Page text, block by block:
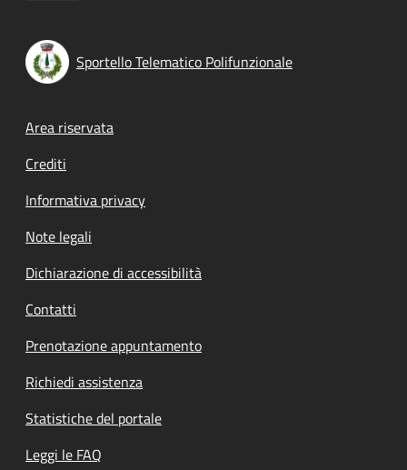
Sportello Telematico Polifunzionale
Footer menu
Area riservata
Crediti
Informativa privacy
Note legali
Dichiarazione di accessibilità
Contatti
Prenotazione appuntamento
Richiedi assistenza
Statistiche del portale
Leggi le FAQ